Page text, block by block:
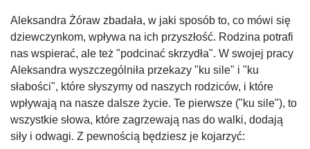
Aleksandra Żóraw zbadała, w jaki sposób to, co mówi się
dziewczynkom, wpływa na ich przyszłość. Rodzina potrafi
nas wspierać, ale też "podcinać skrzydła". W swojej pracy
Aleksandra wyszczególniła przekazy "ku sile" i "ku
słabości", które słyszymy od naszych rodziców, i które
wpływają na nasze dalsze życie. Te pierwsze ("ku sile"), to
wszystkie słowa, które zagrzewają nas do walki, dodają
siły i odwagi. Z pewnością będziesz je kojarzyć: